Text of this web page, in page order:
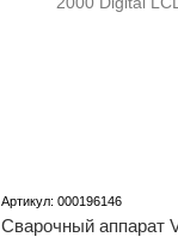
Артикул: 000196146